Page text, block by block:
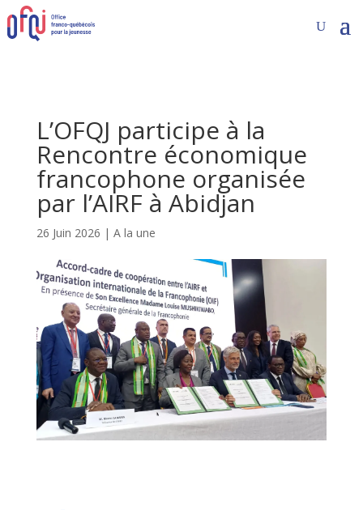
L’OFQJ participe à la
Rencontre économique
francophone organisée
par l’AIRF à Abidjan
26 Juin 2026 | A la une